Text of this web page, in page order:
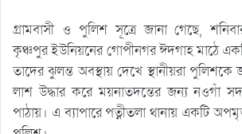
গ্রামবাসী ও পুলিশ সূত্রে জানা গেছে,
কৃঞ্চপুর ইউনিয়নের গোপীনগর ঈদগাহ মাঠে
তাদের ঝুলন্ত অবস্থায় দেখে স্থানীয়রা
লাশ উদ্ধার করে ময়নাতদন্তের জন্য নওগাঁ
পাঠায়। এ ব্যাপারে পত্নীতলা থানায় একটি